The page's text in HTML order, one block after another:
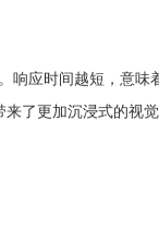
应时间越短，意
了更加沉浸式的视觉